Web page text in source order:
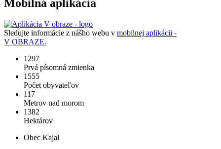
Mobilná aplikácia
Sledujte informácie z nášho webu v mobilnej aplikácii -
V OBRAZE.
1297
Prvá písomná zmienka
1555
Počet obyvateľov
117
Metrov nad morom
1382
Hektárov
Obec Kajal